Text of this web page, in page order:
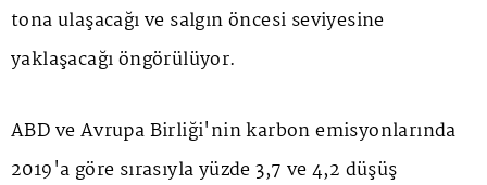
tona ulaşacağı ve salgın öncesi seviyesine
yaklaşacağı öngörülüyor.
ABD ve Avrupa Birliği'nin karbon emisyonlarında
2019'a göre sırasıyla yüzde 3,7 ve 4,2 düşüş